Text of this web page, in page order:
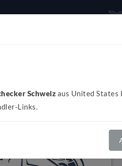
Schweiz aus United States
Links.